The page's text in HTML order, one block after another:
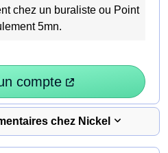
chez un buraliste ou Point
5mn.
compte
chez Nickel